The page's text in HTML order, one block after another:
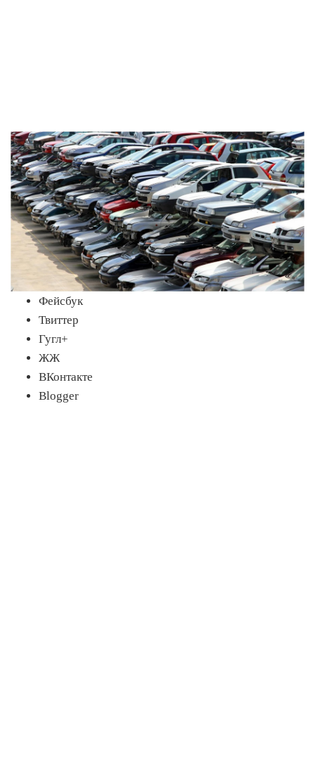
Фейсбук
Твиттер
Гугл+
ЖЖ
ВКонтакте
Blogger